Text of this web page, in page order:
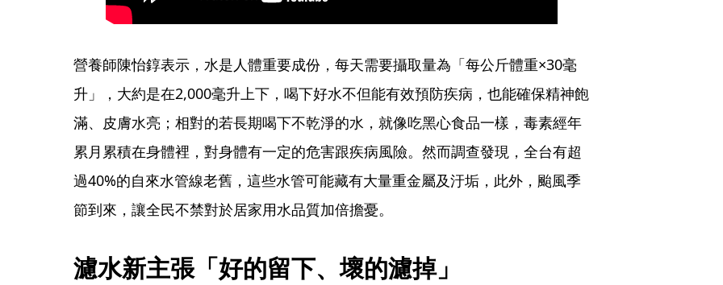
營養師陳怡錞表示，水是人體重要成份，每天需要攝取量為「每公斤體重×30毫
升」，大約是在2,000毫升上下，喝下好水不但能有效預防疾病，也能確保精神飽
滿、皮膚水亮；相對的若長期喝下不乾淨的水，就像吃黑心食品一樣，毒素經年
累月累積在身體裡，對身體有一定的危害跟疾病風險。然而調查發現，全台有超
過40%的自來水管線老舊，這些水管可能藏有大量重金屬及汙垢，此外，颱風季
節到來，讓全民不禁對於居家用水品質加倍擔憂。
濾水新主張「好的留下、壞的濾掉」